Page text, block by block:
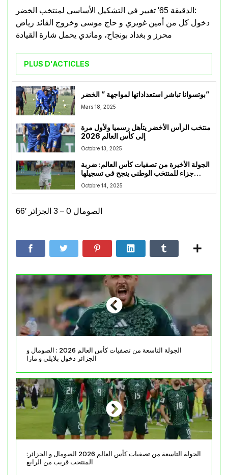
الدقيقة 65′ تغيير في التشكيل الأساسي لمنتخب الخضر:
دخول كل من أمين غويري و حاج موسى وخروج القائد رياض
محرز و بغداد بونجاح، وماندي يحمل شارة القيادة
PLUS D'ACTICLES
بوتسوانا تباشر استعداداتها لمواجهة ” الخضر”
Mars 18, 2025
منتخب الرأس الأخضر يتأهل رسميا ولأول مرة
إلى كأس العالم 2026
Octobre 13, 2025
الجولة الأخيرة من تصفيات كأس العالم: ضربة
جزاء للمنتخب الوطني ينجح في تسجيلها
عمورة
Octobre 14, 2025
66′ الصومال 0 – 3 الجزائر
الجولة التاسعة من تصفيات كأس العالم 2026 : الصومال و
الجزائر دخول بلايلي و مازا
الجولة التاسعة من تصفيات كأس العالم 2026 الصومال و الجزائر:
المنتخب قريب من الرابع